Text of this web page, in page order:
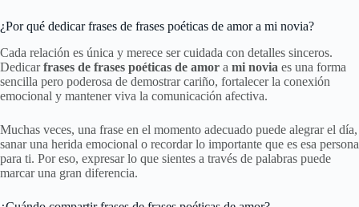
¿Por qué dedicar frases de frases poéticas de amor a mi novia?
Cada relación es única y merece ser cuidada con detalles sinceros.
Dedicarfrases de frases poéticas de amor a mi novia es una forma
sencilla pero poderosa de demostrar cariño, fortalecer la conexión
emocional y mantener viva la comunicación afectiva.
Muchas veces, una frase en el momento adecuado puede alegrar el día,
sanar una herida emocional o recordar lo importante que es esa persona
para ti. Por eso, expresar lo que sientes a través de palabras puede
marcar una gran diferencia.